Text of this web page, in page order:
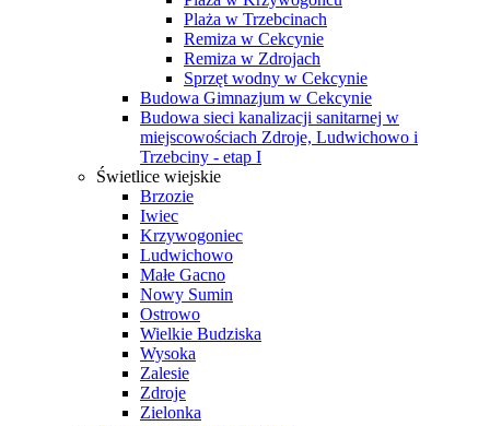
Plaża w Trzebcinach
Remiza w Cekcynie
Remiza w Zdrojach
Sprzęt wodny w Cekcynie
Budowa Gimnazjum w Cekcynie
Budowa sieci kanalizacji sanitarnej w
miejscowościach Zdroje, Ludwichowo i
Trzebciny - etap I
Świetlice wiejskie
Brzozie
Iwiec
Krzywogoniec
Ludwichowo
Małe Gacno
Nowy Sumin
Ostrowo
Wielkie Budziska
Wysoka
Zalesie
Zdroje
Zielonka